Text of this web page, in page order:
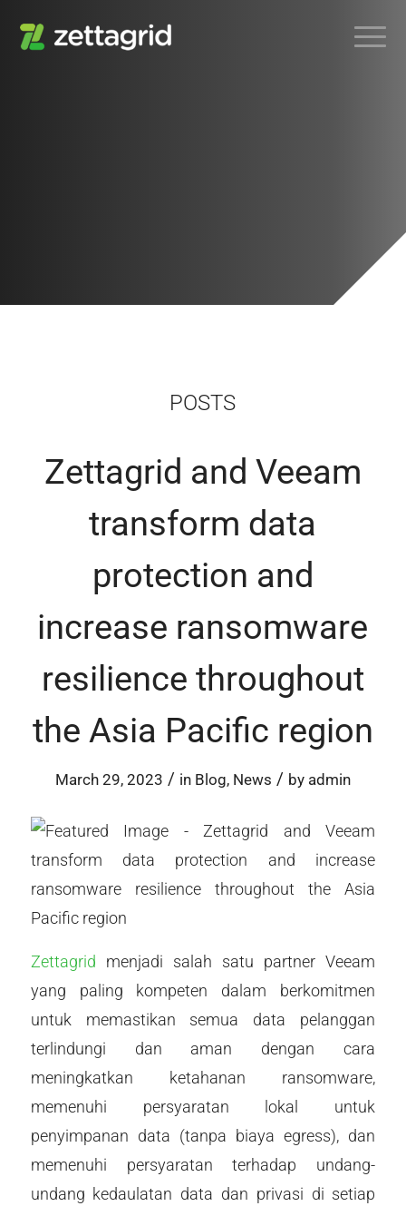
POSTS
Zettagrid and Veeam
transform data
protection and
increase ransomware
resilience throughout
the Asia Pacific region
March 29, 2023 / in Blog, News / by admin
Zettagrid menjadi salah satu partner Veeam
yang paling kompeten dalam berkomitmen
untuk memastikan semua data pelanggan
terlindungi dan aman dengan cara
meningkatkan ketahanan ransomware,
memenuhi persyaratan lokal untuk
penyimpanan data (tanpa biaya egress), dan
memenuhi persyaratan terhadap undang-
undang kedaulatan data dan privasi di setiap